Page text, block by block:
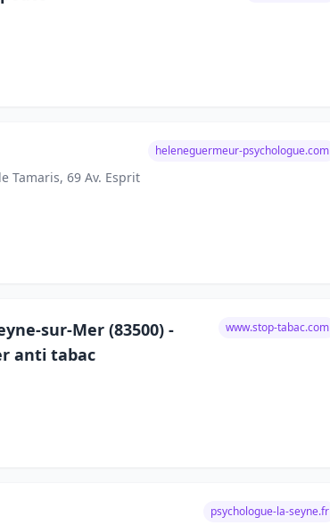
Tamaris, 69 Av. Esprit
heleneguermeur-psychologue.com
sur-Mer (83500) -
anti tabac
www.stop-tabac.com
psychologue-la-seyne.fr